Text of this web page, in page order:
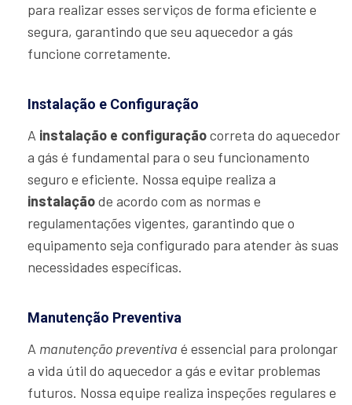
para realizar esses serviços de forma eficiente e
segura, garantindo que seu aquecedor a gás
funcione corretamente.
Instalação e Configuração
A instalação e configuraçãocorreta do aquecedor
a gás é fundamental para o seu funcionamento
seguro e eficiente. Nossa equipe realiza a
instalaçãode acordo com as normas e
regulamentações vigentes, garantindo que o
equipamento seja configurado para atender às suas
necessidades específicas.
Manutenção Preventiva
A manutenção preventiva é essencial para prolongar
a vida útil do aquecedor a gás e evitar problemas
futuros. Nossa equipe realiza inspeções regulares e